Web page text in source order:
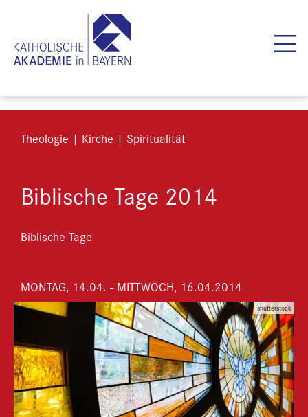
Theologie | Kirche | Spiritualität
Biblische Tage 2014
Biblische Tage
MONTAG, 14.04. - MITTWOCH, 16.04.2014
shutterstock